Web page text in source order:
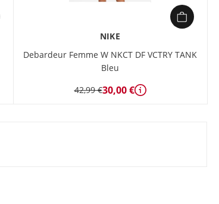
NIKE
Debardeur Femme W NKCT DF VCTRY TANK
Bleu
42,99 €30,00 € Détails